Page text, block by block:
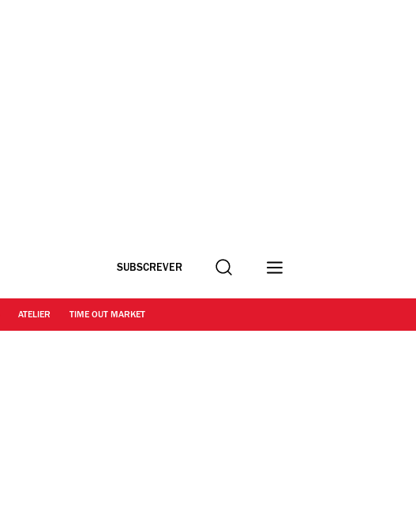
SUBSCREVER Procurar
ATELIER TIME OUT MARKET